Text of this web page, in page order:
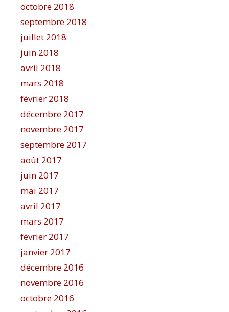
octobre 2018
septembre 2018
juillet 2018
juin 2018
avril 2018
mars 2018
février 2018
décembre 2017
novembre 2017
septembre 2017
août 2017
juin 2017
mai 2017
avril 2017
mars 2017
février 2017
janvier 2017
décembre 2016
novembre 2016
octobre 2016